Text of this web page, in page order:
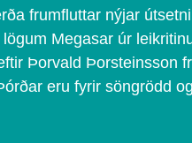
frumfluttar nýjar
Megasar úr
Þorvald Þorsteinsson
eru fyrir söngrödd